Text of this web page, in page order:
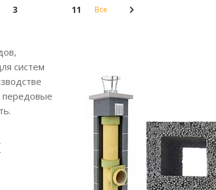
3 11 Все
систем
передовые